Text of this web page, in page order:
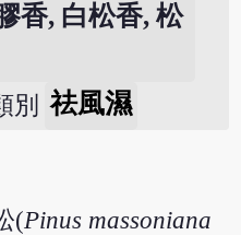
香, 白松香, 松
別 祛風濕
(Pinus massoniana